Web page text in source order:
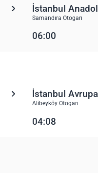
İstanbul
Samandıra Otogarı
06:00
İstanbul Avrupa
Alibeyköy Otogarı
04:08